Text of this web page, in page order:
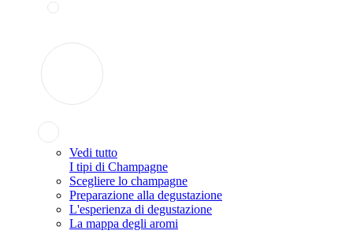
Vedi tutto
I tipi di Champagne
Scegliere lo champagne
Preparazione alla degustazione
L'esperienza di degustazione
La mappa degli aromi